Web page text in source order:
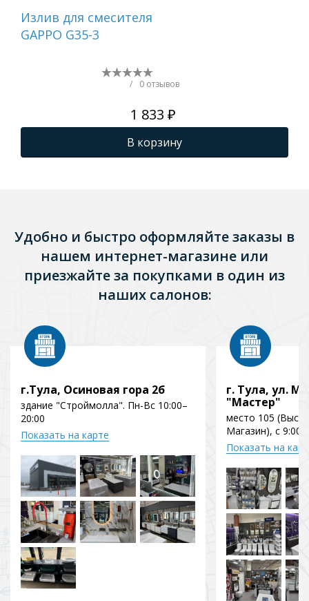
Излив для смесителя
GAPPO G35-3
/ 0 отзывов
1 833 ₽
В корзину
Удобно и быстро оформляйте заказы в
нашем интернет-магазине или
приезжайте за покупками в один из
наших салонов:
г.Тула, Осиновая гора 2б
здание "Строймолла". Пн-Вс 10:00–
20:00
Показать на карте
г. Тула, ул.
"Мастер"
место 105
Магазин), с 9:00
Показать на